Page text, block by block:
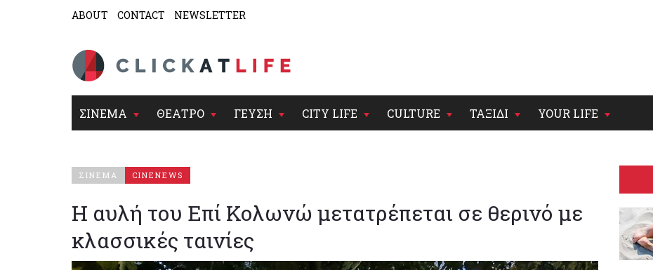
ABOUT CONTACT NEWSLETTER
ΣΙΝΕΜΑ ΘΕΑΤΡΟ ΓΕΥΣΗ CITY LIFE CULTURE ΤΑΞΙΔΙ YOUR LIFE
ΣΙΝΕΜΑ CINENEWS
H αυλή του Επί Κολωνώ μετατρέπεται σε θερινό με
κλασσικές ταινίες